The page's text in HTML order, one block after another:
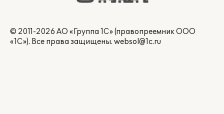
© 2011-2026 АО «Группа 1С» (правопреемник ООО
«1С»). Все права защищены. websol@1c.ru